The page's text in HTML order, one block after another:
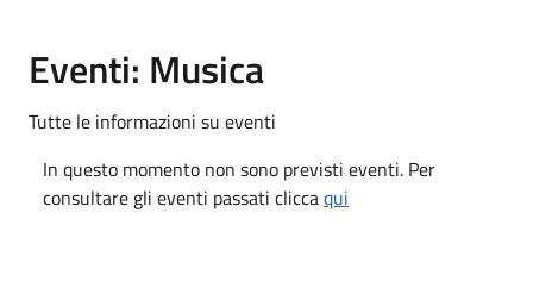
Eventi: Musica
Tutte le informazioni su eventi
In questo momento non sono previsti eventi. Per
consultare gli eventi passati cliccaqui